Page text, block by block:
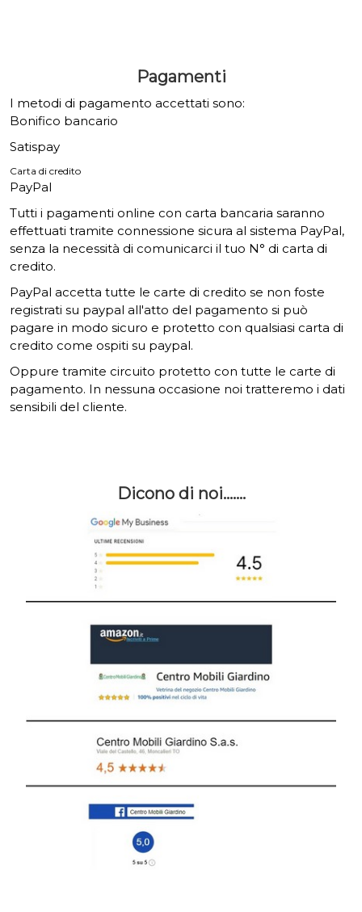
Pagamenti
I metodi di pagamento accettati sono:
Bonifico bancario
Satispay
Carta di credito
PayPal
Tutti i pagamenti online con carta bancaria saranno
effettuati tramite connessione sicura al sistema PayPal,
senza la necessità di comunicarci il tuo N° di carta di
credito.
PayPal accetta tutte le carte di credito se non foste
registrati su paypal all'atto del pagamento si può
pagare in modo sicuro e protetto con qualsiasi carta di
credito come ospiti su paypal.
Oppure tramite circuito protetto con tutte le carte di
pagamento. In nessuna occasione noi tratteremo i dati
sensibili del cliente.
Dicono di noi.......